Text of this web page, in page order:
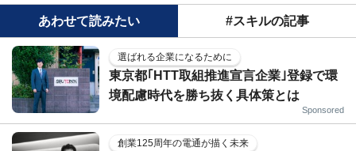
あわせて読みたい #スキルの記事
選ばれる企業になるために
東京都｢HTT取組推進宣言企業｣登録で環
境配慮時代を勝ち抜く具体策とは
Sponsored
創業125周年の電通が描く未来